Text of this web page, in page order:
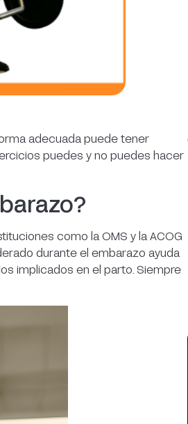
adecuada puede tener
puedes y no puedes hacer
como la OMS y la ACOG
durante el embarazo ayuda
implicados en el parto. Siempre